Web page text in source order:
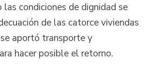
las condiciones de dignidad se
de las catorce viviendas
aportó transporte y
hacer posible el retorno.